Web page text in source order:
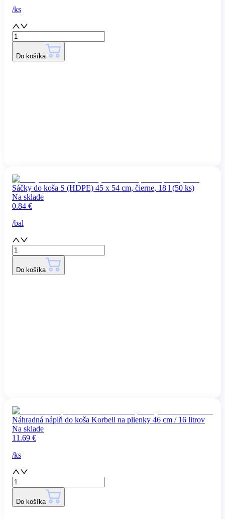
/ks
Do košíka
Sáčky do koša S (HDPE) 45 x 54 cm, čierne, 18 l (50 ks)
Na sklade
0.84 €
/bal
Do košíka
Náhradná náplň do koša Korbell na plienky 46 cm / 16 litrov
Na sklade
11.69 €
/ks
Do košíka